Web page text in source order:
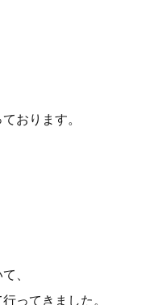
おります。
、
ってきました。